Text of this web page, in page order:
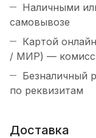
Наличными
самовывозе
Картой
/ МИР) —
Безналичный
по реквизитам
Доставка